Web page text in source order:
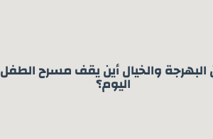
البهرجة والخيال أين يقف مسرح الطفل
اليوم؟